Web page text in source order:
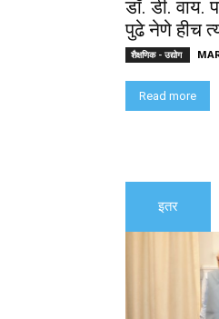
डॉ. डी. वाय.
पुढे नेणे हीच
शैक्षणिक - उद्योग
Read more
इतर